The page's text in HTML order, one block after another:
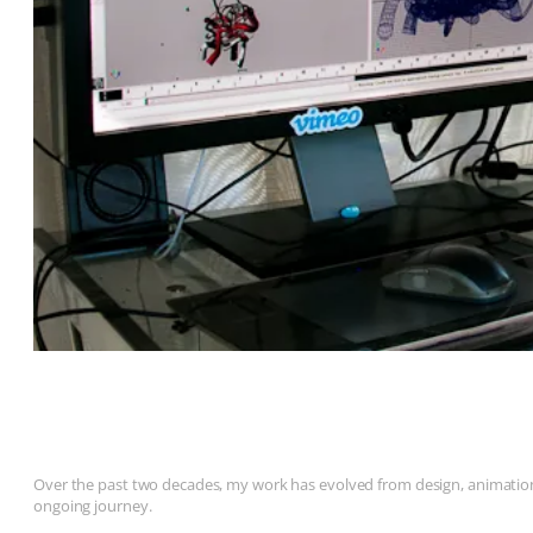
Over the past two decades, my work has evolved from design,
ongoing journey.